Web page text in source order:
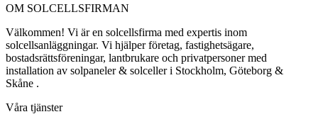
OM SOLCELLSFIRMAN
Välkommen! Vi är en solcellsfirma med expertis inom
solcellsanläggningar. Vi hjälper företag, fastighetsägare,
bostadsrättsföreningar, lantbrukare och privatpersoner med
installation av solpaneler & solceller i Stockholm, Göteborg &
Skåne .
Våra tjänster